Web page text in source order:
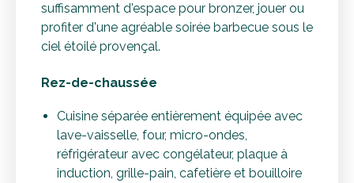
suffisamment d'espace pour bronzer, jouer ou
profiter d'une agréable soirée barbecue sous le
ciel étoilé provençal.
Rez-de-chaussée
Cuisine séparée entièrement équipée avec
lave-vaisselle, four, micro-ondes,
réfrigérateur avec congélateur, plaque à
induction, grille-pain, cafetière et bouilloire